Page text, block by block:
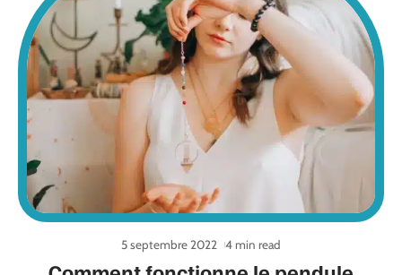
5 septembre 2022 4 min read